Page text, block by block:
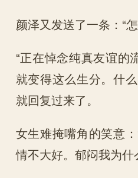
颜泽又发送了一条：“
“正在悼念纯真友谊的
就变得这么生分。什
就回复过来了。
女生难掩嘴角的笑意
情不大好。郁闷我为什